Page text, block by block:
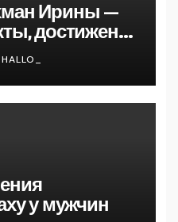
Ирины —
достижения
у мужчин